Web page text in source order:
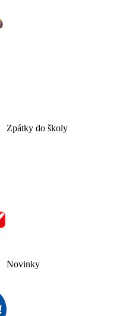
Zpátky do školy
Novinky